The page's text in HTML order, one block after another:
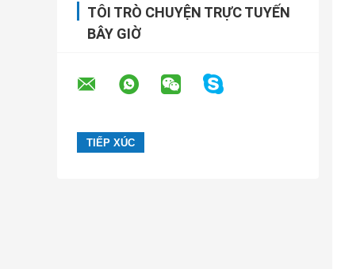
TÔI TRÒ CHUYỆN TRỰC TUYẾN
BÂY GIỜ